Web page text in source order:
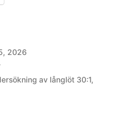
2026
av långlöt 30:1,